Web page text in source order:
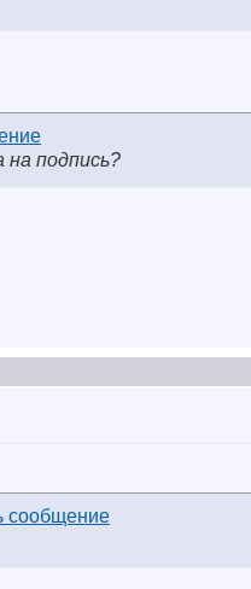
подпись?